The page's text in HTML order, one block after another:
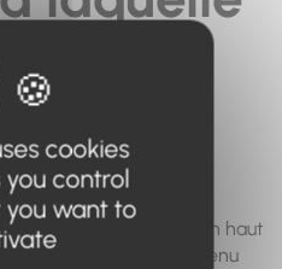
à
n'existe
plus.
moteur de recherche en haut
pour trouver le contenu
cookies
control
want to